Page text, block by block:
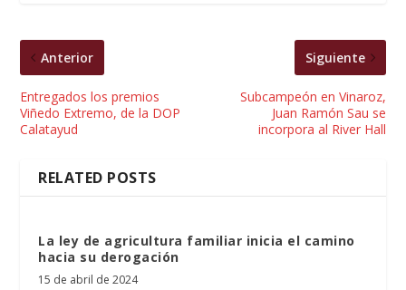
Anterior
Entregados los premios
Viñedo Extremo, de la DOP
Calatayud
Siguiente
Subcampeón en Vinaroz,
Juan Ramón Sau se
incorpora al River Hall
RELATED POSTS
La ley de agricultura familiar inicia el camino
hacia su derogación
15 de abril de 2024